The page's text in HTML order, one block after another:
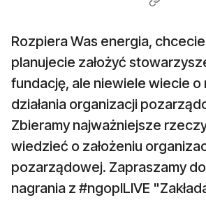
Rozpiera Was energia, chcecie
planujecie założyć
fundację, ale niewiele wiecie o
działania organizacji
Zbieramy najważniejsze
wiedzieć o założeniu
pozarządowej. Zapraszamy
nagrania z #ngoplLIVE